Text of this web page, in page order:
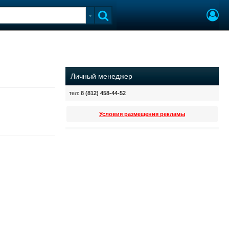
Личный менеджер
тел: 8 (812) 458-44-52
Условия размещения рекламы